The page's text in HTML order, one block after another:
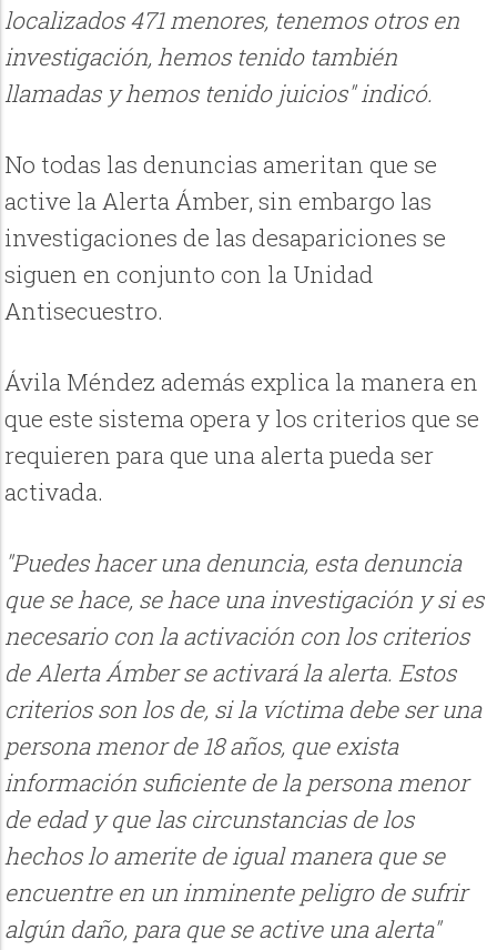
localizados 471 menores, tenemos otros en
investigación, hemos tenido también
llamadas y hemos tenido juicios" indicó.
No todas las denuncias ameritan que se
active la Alerta Ámber, sin embargo las
investigaciones de las desapariciones se
siguen en conjunto con la Unidad
Antisecuestro.
Ávila Méndez además explica la manera en
que este sistema opera y los criterios que se
requieren para que una alerta pueda ser
activada.
"Puedes hacer una denuncia, esta denuncia
que se hace, se hace una investigación y si es
necesario con la activación con los criterios
de Alerta Ámber se activará la alerta. Estos
criterios son los de, si la víctima debe ser una
persona menor de 18 años, que exista
información suficiente de la persona menor
de edad y que las circunstancias de los
hechos lo amerite de igual manera que se
encuentre en un inminente peligro de sufrir
algún daño, para que se active una alerta"